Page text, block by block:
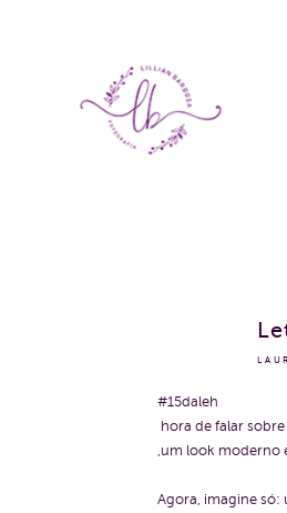
#15daleh
hora de falar
,um look moderno
Agora, imagine só: